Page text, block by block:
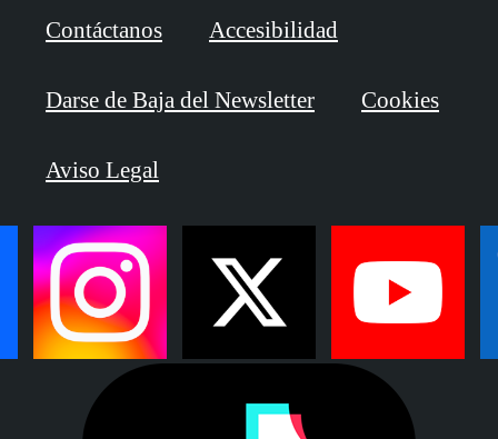
Contáctanos Accesibilidad
Darse de Baja del Newsletter Cookies
Aviso Legal